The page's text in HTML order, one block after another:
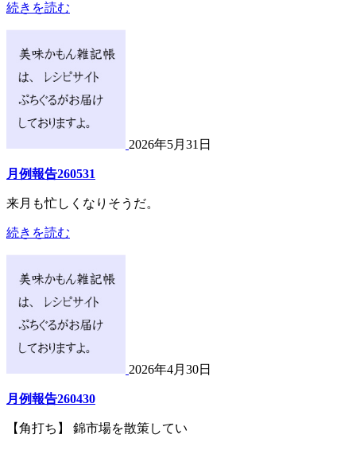
続きを読む
2026年5月31日
月例報告260531
来月も忙しくなりそうだ。
続きを読む
2026年4月30日
月例報告260430
【角打ち】 錦市場を散策してい